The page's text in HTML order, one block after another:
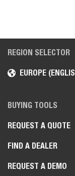
REGION SELECTOR
EUROPE
BUYING TOOLS
REQUEST A QUOTE
FIND A DEALER
REQUEST A DEMO